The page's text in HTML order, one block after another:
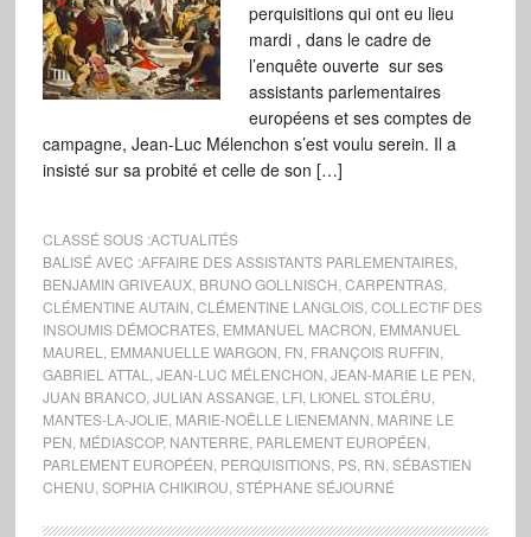
perquisitions qui ont eu lieu
mardi , dans le cadre de
l’enquête ouverte sur ses
assistants parlementaires
européens et ses comptes de
campagne, Jean-Luc Mélenchon s’est voulu serein. Il a
insisté sur sa probité et celle de son […]
CLASSÉ SOUS :ACTUALITÉS
BALISÉ AVEC :AFFAIRE DES ASSISTANTS PARLEMENTAIRES,
BENJAMIN GRIVEAUX, BRUNO GOLLNISCH CARPENTRAS,
CLÉMENTINE AUTAIN CLÉMENTINE LANGLOIS, COLLECTIF DES
INSOUMIS DÉMOCRATES, EMMANUEL MACRON EMMANUEL
MAUREL
EMMANUELLE WARGON FN FRANÇOIS RUFFIN
GABRIEL ATTAL
JEAN-LUC MÉLENCHON JEAN-MARIE LE PEN
JUAN BRANCO, JULIAN ASSANGE LFI, LIONEL STOLÉRU
MANTES-LA-JOLIE MARIE-NOËLLE LIENEMANN MARINE LE
PEN MÉDIASCOP, NANTERRE PARLEMENT EUROPÉEN
PARLEMENT EUROPÉEN PERQUISITIONS, PS, RN SÉBASTIEN
CHENU SOPHIA CHIKIROU STÉPHANE SÉJOURNÉ